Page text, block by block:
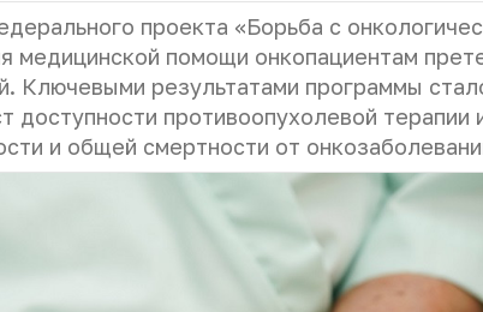
проекта «Борьба с
медицинской помощи онкопациентам
Ключевыми результатами программы
доступности противоопухолевой терапии
и общей смертности от